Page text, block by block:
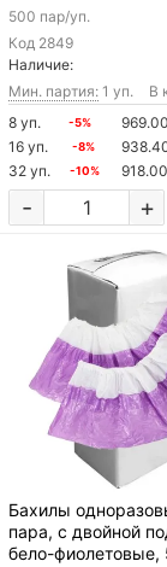
Код 2849
500 пар/уп.
Наличие:
Мин. партия: 1 уп.
В
8 уп.
-5%
16 уп.
-8%
32 уп.
-10%
+
-
Бахилы
пара, с двойной
бело-фиолетовые,